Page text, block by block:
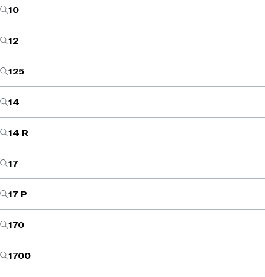
10
12
125
14
14 R
17
17 P
170
1700